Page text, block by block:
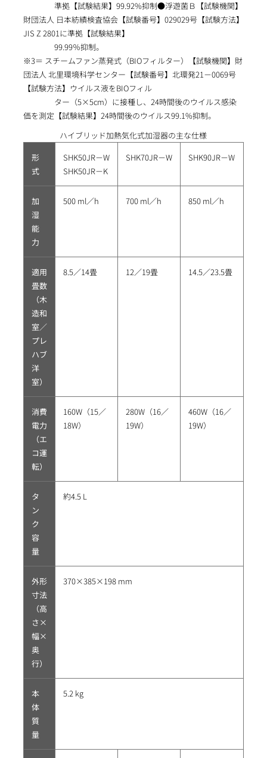
準拠【試験結果】99.92%抑制●浮遊菌Ｂ【試験機関】
財団法人 日本紡績検査協会【試験番号】029029号【試験方法】
JIS Z 2801に準拠【試験結果】
99.99％抑制。
※3＝ スチームファン蒸発式（BIOフィルター）【試験機関】財
団法人 北里環境科学センター【試験番号】北環発21－0069号
【試験方法】ウイルス液をBIOフィル
ター（5×5cm）に接種し、24時間後のウイルス感染
価を測定【試験結果】24時間後のウイルス99.1%抑制。
ハイブリッド加熱気化式加湿器の主な仕様
形
式
SHK50JR－W
SHK50JR－K
SHK70JR－W SHK90JR－W
加
湿
能
力
500 ml／h 700 ml／h 850 ml／h
適用
畳数
（木
造和
室／
プレ
ハブ
洋
室）
8.5／14畳 12／19畳 14.5／23.5畳
消費
電力
（エ
コ運
転）
160W（15／
18W）
280W（16／
19W）
460W（16／
19W）
タ
ン
ク
容
量
約4.5 L
外形
寸法
（高
さ×
幅×
奥
行）
370×385×198 mm
本
体
質
量
5.2 kg